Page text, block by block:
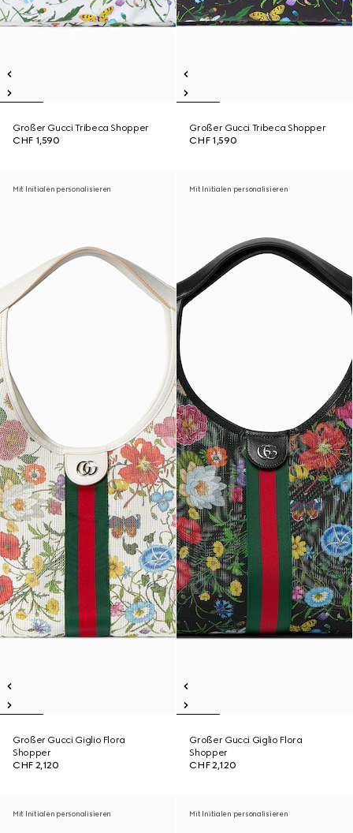
Großer Gucci Tribeca Shopper
CHF 1,590
Großer Gucci Tribeca Shopper
CHF 1,590
Mit Initialen personalisieren
Großer Gucci Giglio Flora
Shopper
CHF 2,120
Mit Initialen personalisieren
Großer Gucci Giglio Flora
Shopper
CHF 2,120
Mit Initialen personalisieren Mit Initialen personalisieren